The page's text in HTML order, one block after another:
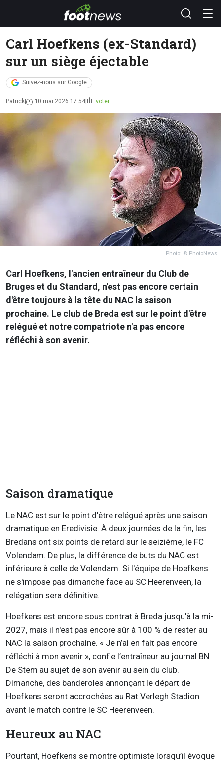
Carl Hoefkens (ex-Standard)
sur un siège éjectable
Suivez-nous sur Google
Patrick 10 mai 2026 17:54 voter
Photo: © PhotoNews
Carl Hoefkens, l'ancien entraîneur du Club de
Bruges et du Standard, n'est pas encore certain
d'être toujours à la tête du NAC la saison
prochaine. Le club de Breda est sur le point d'être
relégué et notre compatriote n'a pas encore
réfléchi à son avenir.
Saison dramatique
Le NAC est sur le point d'être relégué après une saison
dramatique en Eredivisie. À deux journées de la fin, les
Bredans ont six points de retard sur le seizième, le FC
Volendam. De plus, la différence de buts du NAC est
inférieure à celle de Volendam. Si l'équipe de Hoefkens
ne s'impose pas dimanche face au SC Heerenveen, la
relégation sera définitive.
Hoefkens est encore sous contrat à Breda jusqu'à la mi-
2027, mais il n'est pas encore sûr à 100 % de rester au
NAC la saison prochaine. « Je n’ai en fait pas encore
réfléchi à mon avenir », confie l’entraîneur au journal BN
De Stem au sujet de son avenir au sein du club.
Dimanche, des banderoles annonçant le départ de
Hoefkens seront accrochées au Rat Verlegh Stadion
avant le match contre le SC Heerenveen.
Heureux au NAC
Pourtant, Hoefkens se montre optimiste lorsqu’il évoque